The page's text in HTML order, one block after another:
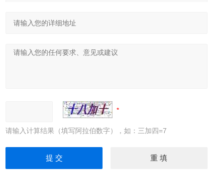
请输入计算结果（填写阿拉伯数字），如：三加四=7